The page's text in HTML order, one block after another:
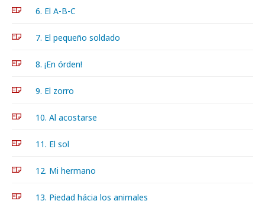
6. El A-B-C
7. El pequeño soldado
8. ¡En órden!
9. El zorro
10. Al acostarse
11. El sol
12. Mi hermano
13. Piedad hácia los animales